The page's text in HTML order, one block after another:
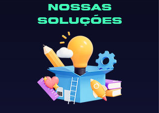
nossas
soluções